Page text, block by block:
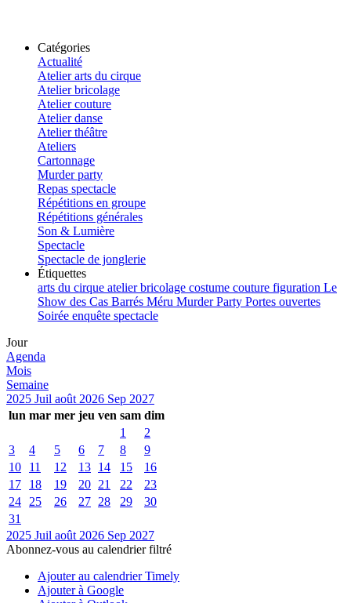
Catégories
Actualité
Atelier arts du cirque
Atelier bricolage
Atelier couture
Atelier danse
Atelier théâtre
Ateliers
Cartonnage
Murder party
Repas spectacle
Répétitions en groupe
Répétitions générales
Son & Lumière
Spectacle
Spectacle de jonglerie
Étiquettes
arts du cirque atelierbricolage costume couture figuration Le
Show des Cas Barrés Méru Murder Party Portes ouvertes
Soirée enquête spectacle
Jour
Agenda
Mois
Semaine
2025 Juil août 2026 Sep 2027
lun mar mer jeu ven sam dim
1
2
3
4 5 6 7 8
9
10
11 12 13 14 15
16
17
18 19 20 21 22
23
24
25 26 27 28 29
30
31
2025 Juil août 2026 Sep 2027
Abonnez-vous au calendrier filtré
Ajouter au calendrier Timely
Ajouter à Google